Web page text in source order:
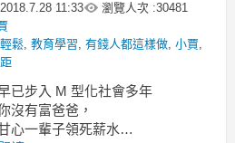
2018.7.28 11:33 瀏覽人次 :30481
鬆,教育學習,有錢人都這樣做,小賈,
已步入 M 型化社會多年
沒有富爸爸，
心一輩子領死薪水